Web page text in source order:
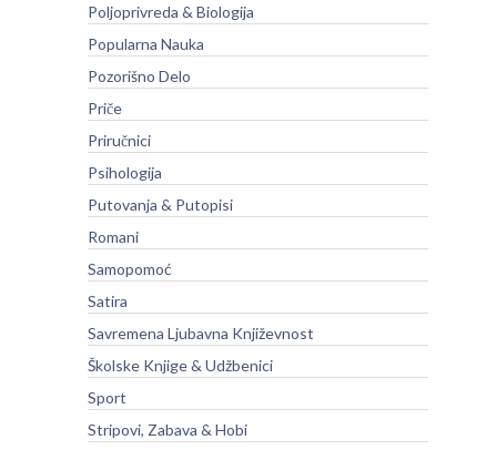
Poljoprivreda & Biologija
Popularna Nauka
Pozorišno Delo
Priče
Priručnici
Psihologija
Putovanja & Putopisi
Romani
Samopomoć
Satira
Savremena Ljubavna Književnost
Školske Knjige & Udžbenici
Sport
Stripovi, Zabava & Hobi